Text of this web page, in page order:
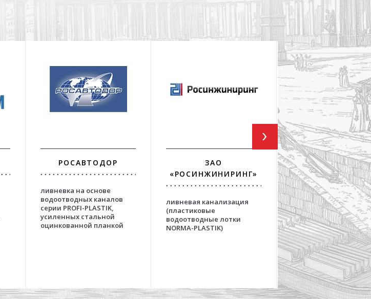
РОСАВТОДОР
ливневка на основе
водоотводных каналов
серии PROFI-PLASTIK,
усиленных стальной
оцинкованной планкой
ЗАО
«РОСИНЖИНИРИНГ»
ливневая канализация
(пластиковые
водоотводные лотки
NORMA-PLASTIK)
ФГУП ГПИ И НИИ
решения для взлетно-
посадочных полос
аэродромов на основе
бетонных
лотков серии OPTIMA